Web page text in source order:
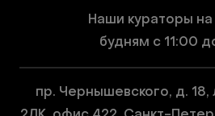
Наши кураторы на
будням с 11:00
пр. Чернышевского, д. 18,